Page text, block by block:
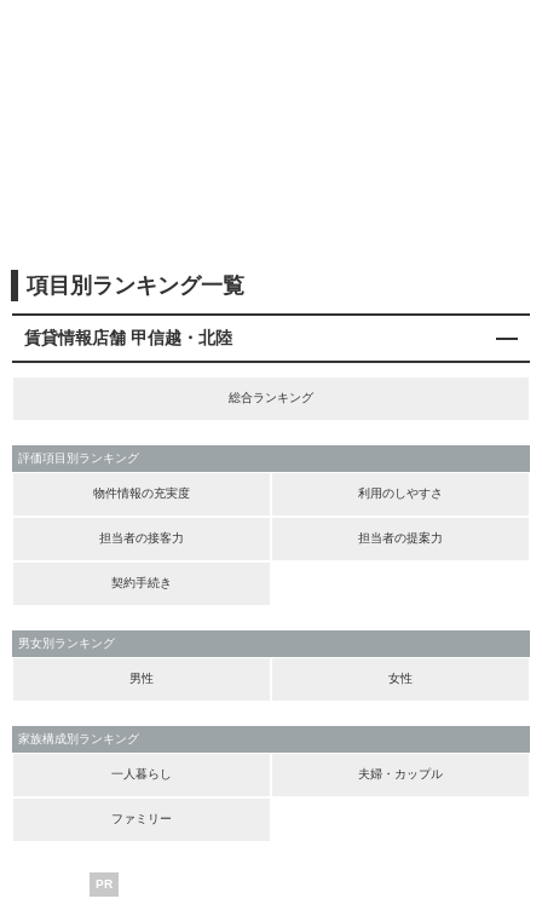
項目別ランキング一覧
賃貸情報店舗 甲信越・北陸
総合ランキング
評価項目別ランキング
物件情報の充実度 利用のしやすさ
担当者の接客力 担当者の提案力
契約手続き
男女別ランキング
男性 女性
家族構成別ランキング
一人暮らし 夫婦・カップル
ファミリー
PR